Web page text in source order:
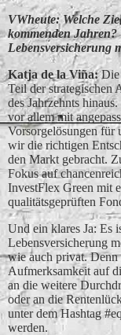
VWheute: Welche
kommenden Jahren?
Lebensversicherung
Katja de la Vin͂a:Die
Teil der strategischen
des Jahrzehnts
vor allem mit
Vorsorgelösungen für
wir die richtigen
den Markt gebracht.
Fokus auf
InvestFlex Green mit
qualitätsgeprüften
Und ein klares Ja: Es
Lebensversicherung
wie auch privat. Denn
Aufmerksamkeit auf
an die weitere
oder an die
unter dem Hashtag
werden.